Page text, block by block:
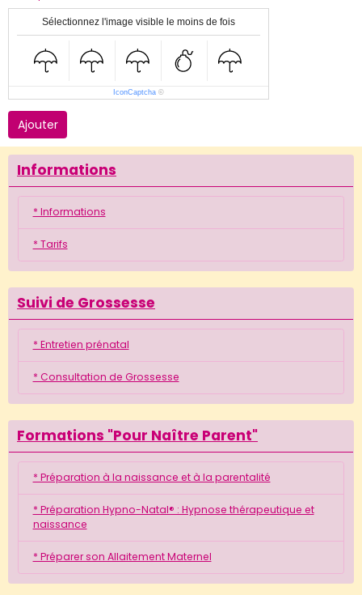
Sélectionnez l'image visible le moins de fois
IconCaptcha ©
Ajouter
Informations
* Informations
* Tarifs
Suivi de Grossesse
* Entretien prénatal
* Consultation de Grossesse
Formations "Pour Naître Parent"
* Préparation à la naissance et à la parentalité
* Préparation Hypno-Natal® : Hypnose thérapeutique et
naissance
* Préparer son Allaitement Maternel